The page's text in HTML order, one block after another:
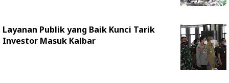
Layanan Publik yang Baik Kunci Tarik
Investor Masuk Kalbar